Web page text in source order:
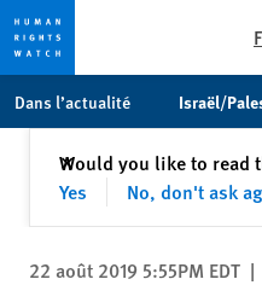
toto
content
Dans l’actualité Israël/
Would you like to read
Yes
No, don't ask
✕Fermer
22 août 2019 5:55PM EDT |